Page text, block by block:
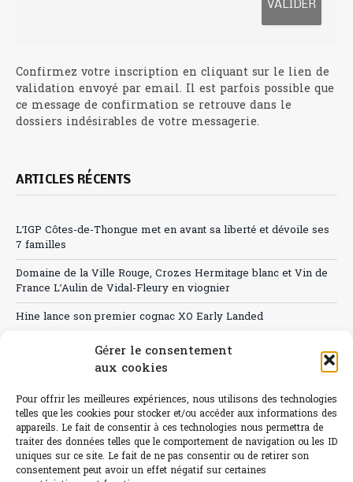
Gérer le consentement
aux cookies
Pour offrir les meilleures expériences, nous utilisons des technologies
telles que les cookies pour stocker et/ou accéder aux informations des
appareils. Le fait de consentir à ces technologies nous permettra de
traiter des données telles que le comportement de navigation ou les ID
uniques sur ce site. Le fait de ne pas consentir ou de retirer son
consentement peut avoir un effet négatif sur certaines
Confirmez votre inscription en cliquant sur le lien de
validation envoyé par email. Il est parfois possible que
ce message de confirmation se retrouve dans le
dossiers indésirables de votre messagerie.
ARTICLES RÉCENTS
L’IGP Côtes-de-Thongue met en avant sa liberté et dévoile ses
7 familles
Domaine de la Ville Rouge, Crozes Hermitage blanc et Vin de
France L’Aulin de Vidal-Fleury en viognier
Hine lance son premier cognac XO Early Landed
Canicule : A quand le CHR à « l’heure espagnole » ?
Sélection de rosés 2026